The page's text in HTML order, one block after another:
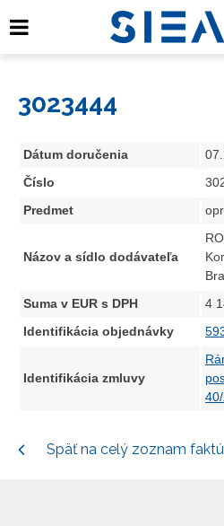
3023444
Dátum doručenia
Číslo
Predmet
Názov a sídlo dodávateľa
Suma v EUR s DPH
4
Identifikácia objednávky
Identifikácia zmluvy
Späť na celý zoznam